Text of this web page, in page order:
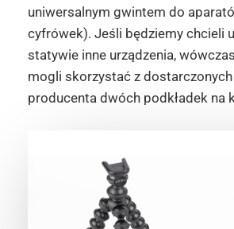
uniwersalnym gwintem do
cyfrówek). Jeśli będziemy chcieli
statywie inne urządzenia,
mogli skorzystać z
producenta dwóch podkładek na